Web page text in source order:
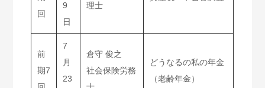
回
9
日
理士
前
期7
7
月
23
倉守 俊之
社会保険労務
どうなるの私の年金
（老齢年金）